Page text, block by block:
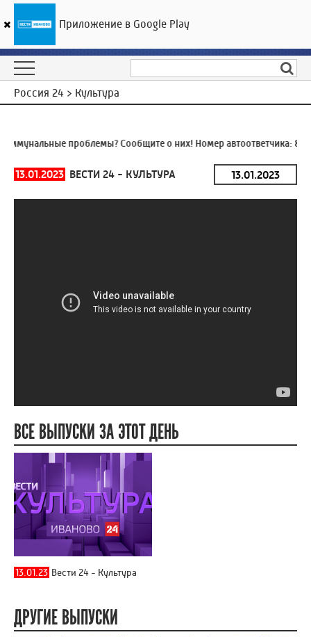
ГТРК «Ивтелерадио»
Россия 24 > Культура
проблемы? Сообщите о них! Номер автоответчика:8
13.01.2023 ВЕСТИ 24 - КУЛЬТУРА
ВСЕ ВЫПУСКИ ЗА ЭТОТ ДЕНЬ
13.01.23 Вести 24 - Культура
ДРУГИЕ ВЫПУСКИ
Приложение в Google Play